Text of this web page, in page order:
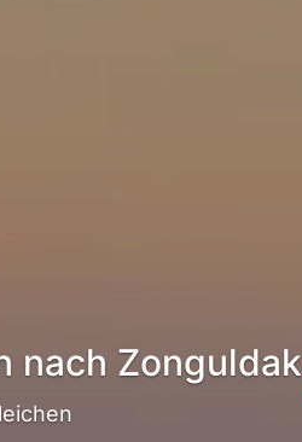
nach Zonguldak